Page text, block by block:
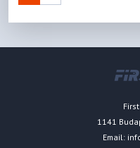
1141
Email: